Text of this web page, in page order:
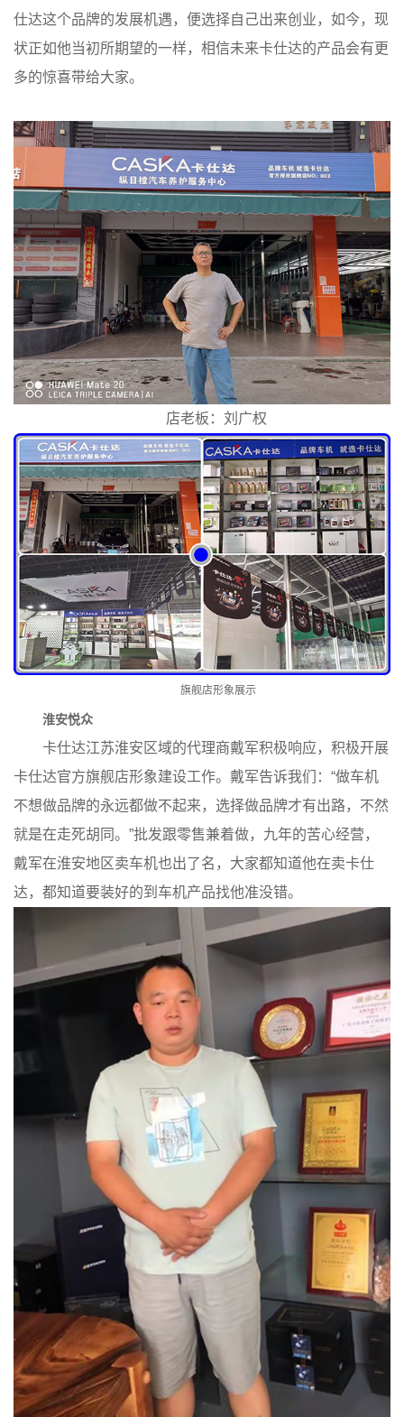
仕达这个品牌的发展机遇，便选择自己出来创业，如今，现
状正如他当初所期望的一样，相信未来卡仕达的产品会有更
多的惊喜带给大家。
店老板：刘广权
旗舰店形象展示
淮安悦众
卡仕达江苏淮安区域的代理商戴军积极响应，积极开展
卡仕达官方旗舰店形象建设工作。戴军告诉我们：“做车机
不想做品牌的永远都做不起来，选择做品牌才有出路，不然
就是在走死胡同。”批发跟零售兼着做，九年的苦心经营，
戴军在淮安地区卖车机也出了名，大家都知道他在卖卡仕
达，都知道要装好的到车机产品找他准没错。